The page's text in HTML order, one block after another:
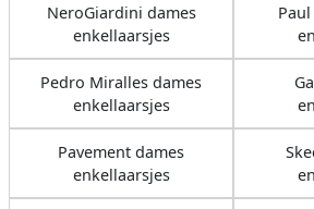
NeroGiardini dames
enkellaarsjes
Pedro Miralles dames
enkellaarsjes
Pavement dames
enkellaarsjes